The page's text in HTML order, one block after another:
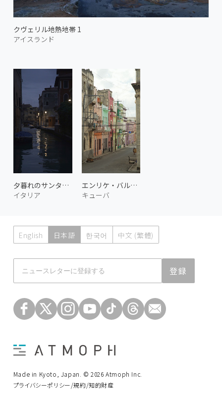
クヴェリル地熱地帯 1
アイスランド
夕暮れのサンタ・クローチェ
イタリア
エンリケ・バルネト通り
キューバ
English 日本語 한국어 中文 (繁體)
Atmoph News
登録
Made in Kyoto, Japan. © 2026 Atmoph Inc.
プライバシーポリシー/規約/知的財産